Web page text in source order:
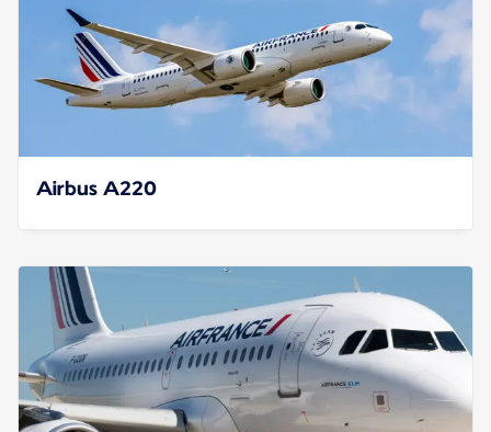
Airbus A220